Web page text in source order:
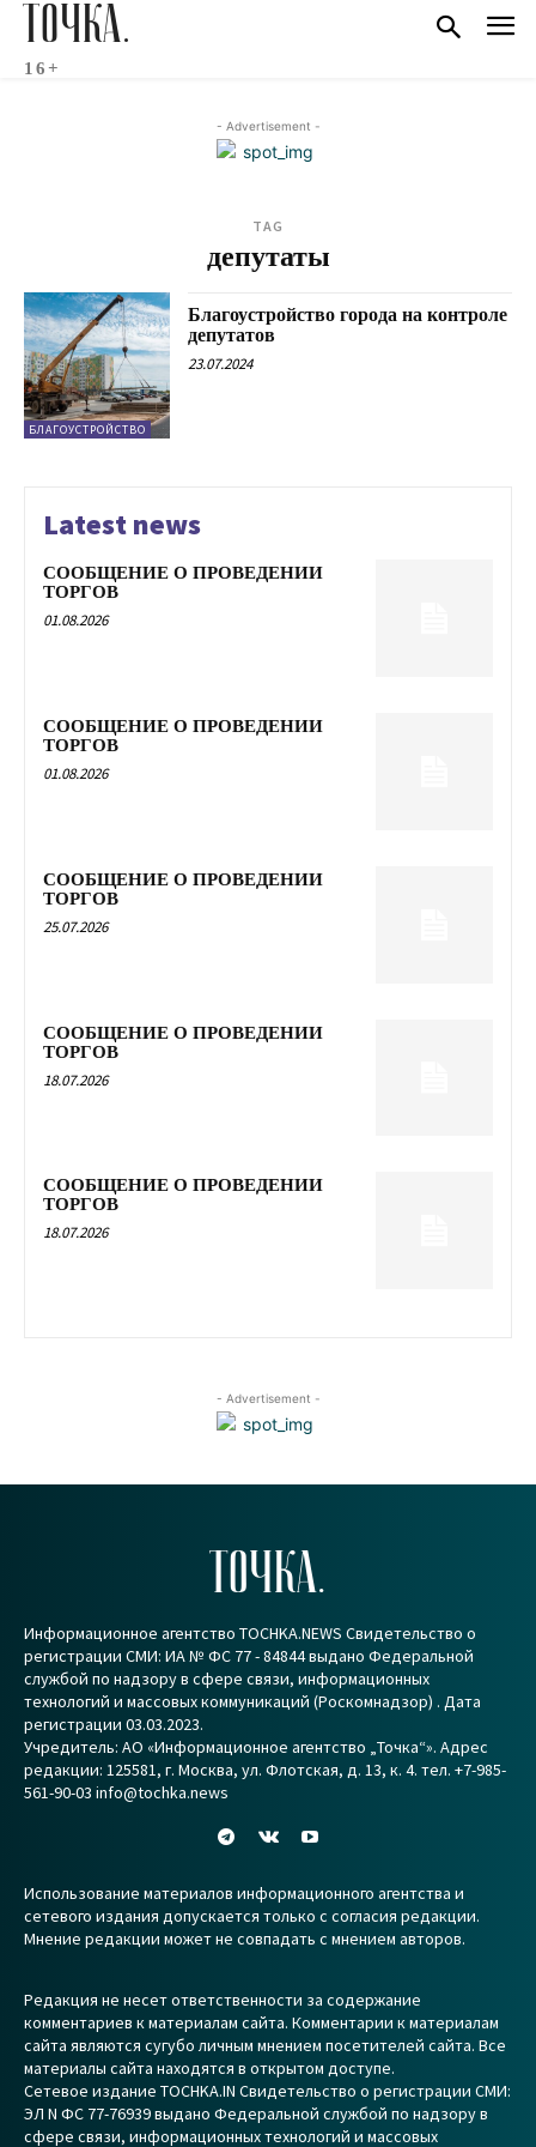
ТОЧКА.
16+
- Advertisement -
TAG
депутаты
БЛАГОУСТРОЙСТВО
Благоустройство города на контроле
депутатов
23.07.2024
Latest news
СООБЩЕНИЕ О ПРОВЕДЕНИИ
ТОРГОВ
01.08.2026
СООБЩЕНИЕ О ПРОВЕДЕНИИ
ТОРГОВ
01.08.2026
СООБЩЕНИЕ О ПРОВЕДЕНИИ
ТОРГОВ
25.07.2026
СООБЩЕНИЕ О ПРОВЕДЕНИИ
ТОРГОВ
18.07.2026
СООБЩЕНИЕ О ПРОВЕДЕНИИ
ТОРГОВ
18.07.2026
- Advertisement -
ТОЧКА.
Информационное агентство TOCHKA.NEWS Свидетельство о
регистрации СМИ: ИА № ФС 77 - 84844 выдано Федеральной
службой по надзору в сфере связи, информационных
технологий и массовых коммуникаций (Роскомнадзор) . Дата
регистрации 03.03.2023.
Учредитель: АО «Информационное агентство „Точка“». Адрес
редакции: 125581, г. Москва, ул. Флотская, д. 13, к. 4. тел. +7-985-
561-90-03 info@tochka.news
Использование материалов информационного агентства и
сетевого издания допускается только с согласия редакции.
Мнение редакции может не совпадать с мнением авторов.
Редакция не несет ответственности за содержание
комментариев к материалам сайта. Комментарии к материалам
сайта являются сугубо личным мнением посетителей сайта. Все
материалы сайта находятся в открытом доступе.
Сетевое издание TOCHKA.IN Свидетельство о регистрации СМИ:
ЭЛ N ФС 77-76939 выдано Федеральной службой по надзору в
сфере связи, информационных технологий и массовых